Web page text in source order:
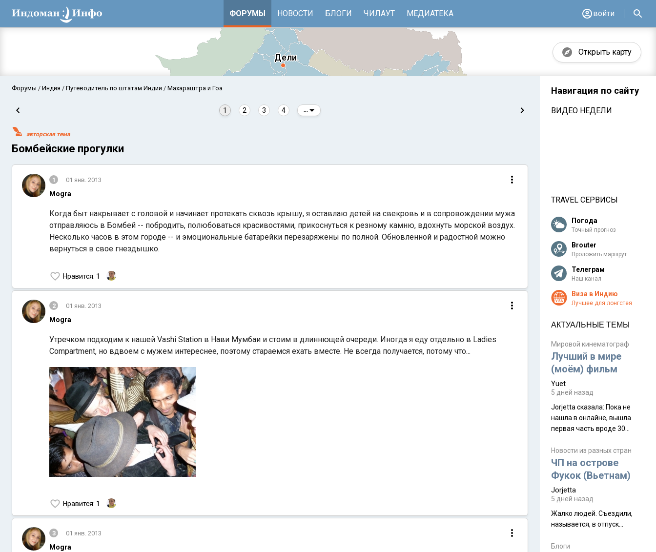
ФОРУМЫ НОВОСТИ БЛОГИ ЧИЛАУТ МЕДИАТЕКА войти
Открыть карту
Индийский океан
Форумы Индия Путеводитель по штатам Индии Махараштра и Гоа
1 2 3 4
авторская тема
Бомбейские прогулки
1 01 янв. 2013
Mogra
Когда быт накрывает с головой и начинает протекать сквозь крышу, я оставлаю детей на свекровь и в сопровождении мужа
отправляюсь в Бомбей -- побродить, полюбоваться красивостями, прикоснуться к резному камню, вдохнуть морской воздух.
Несколько часов в этом городе -- и эмоциональные батарейки перезаряжены по полной. Обновленной и радостной можно
вернуться в свое гнездышко.
Нравится: 1
2 01 янв. 2013
Mogra
Утречком подходим к нашей Vashi Station в Нави Мумбаи и стоим в длиннющей очереди. Иногда я еду отдельно в Ladies
Compartment, но вдвоем с мужем интереснее, поэтому стараемся ехать вместе. Не всегда получается, потому что...
Нравится: 1
3 01 янв. 2013
Mogra
Навигация по сайту
ВИДЕО НЕДЕЛИ
TRAVEL СЕРВИСЫ
Погода
Точный прогноз
Brouter
Проложить маршрут
Телеграм
Наш канал
Виза в Индию
Лучшее для лонгстея
АКТУАЛЬНЫЕ ТЕМЫ
Мировой кинематограф
Лучший в мире
(моём) фильм
Yuet
5 дней назад
Jorjetta сказалa: Пока не
нашла в онлайне, вышла
первая часть вроде 30
Дивали 8 ноября.
Новости из разных стран
ЧП на острове
Фукок (Вьетнам)
Jorjetta
5 дней назад
Жалко людей. Съездили,
называется, в отпуск...
Блоги